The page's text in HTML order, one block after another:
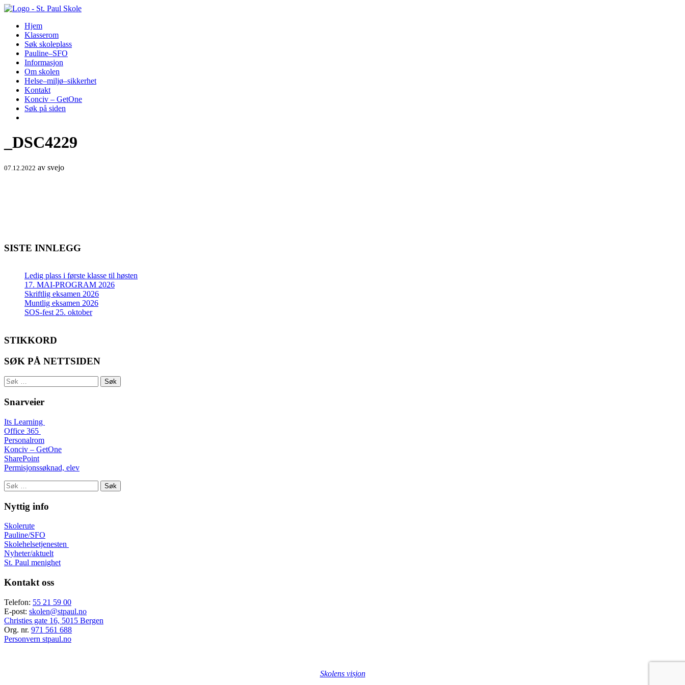
Hopp
innholdHjem
Klasserom
Søk skoleplass
Pauline–SFO
Informasjon
Om skolen
Helse–miljø–sikkerhet
Kontakt
Konciv – GetOne
Søk på siden
_DSC4229
07.12.2022 av svejo
SISTE INNLEGG
Ledig plass i første klasse til høsten
17. MAI-PROGRAM 2026
Skriftlig eksamen 2026
Muntlig eksamen 2026
SOS-fest 25. oktober
STIKKORD
SØK PÅ NETTSIDEN
Søk
etter:
Snarveier
Its Learning
Office 365
Personalrom
Konciv – GetOne
SharePoint
Permisjonssøknad, elev
Søk
etter:
Nyttig info
Skolerute
Pauline/SFO
Skolehelsetjenesten
Nyheter/aktuelt
St. Paul menighet
Kontakt oss
Telefon: 55 21 59 00
E-post: skolen@stpaul.no
Christies gate 16, 5015 Bergen
Org. nr. 971 561 688
Personvern stpaul.no
Skolens visjon